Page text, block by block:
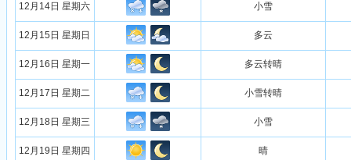
12月14日 星期六 小雪
12月15日 星期日 多云
12月16日 星期一 多云转晴
12月17日 星期二 小雪转晴
12月18日 星期三 小雪
12月19日 星期四 晴